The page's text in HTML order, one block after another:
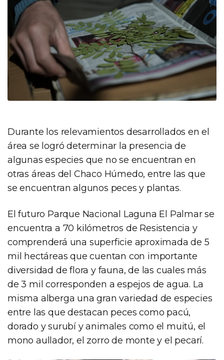
Durante los relevamientos desarrollados en el
área se logró determinar la presencia de
algunas especies que no se encuentran en
otras áreas del Chaco Húmedo, entre las que
se encuentran algunos peces y plantas.
El futuro Parque Nacional Laguna El Palmar se
encuentra a 70 kilómetros de Resistencia y
comprenderá una superficie aproximada de 5
mil hectáreas que cuentan con importante
diversidad de flora y fauna, de las cuales más
de 3 mil corresponden a espejos de agua. La
misma alberga una gran variedad de especies
entre las que destacan peces como pacú,
dorado y surubí y animales como el muitú, el
mono aullador, el zorro de monte y el pecarí.